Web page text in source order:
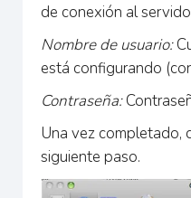
de conexión al
Nombre de usuario:
está configurando (
Contraseña:
Una vez completado,
siguiente paso.